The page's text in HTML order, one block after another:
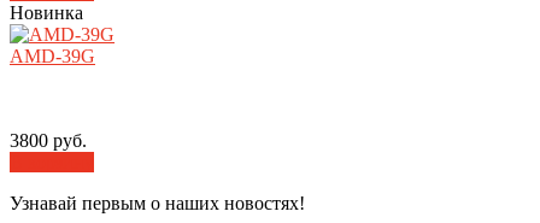
Новинка
AMD-39G
3800 руб.
Узнавай первым о наших новостях!